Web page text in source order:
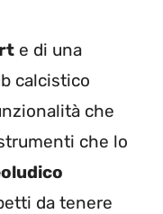
e di una
calcistico
che
che lo
da tenere